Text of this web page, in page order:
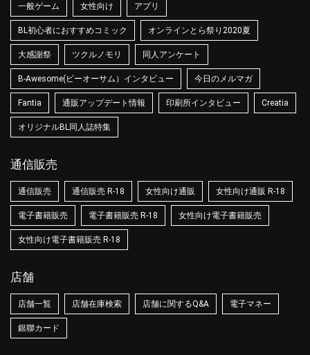
一般ゲーム 女性向け アプリ
BL初心者におすすめコミック オンラインとら祭り2020夏
大感謝祭 ツクルノモリ 同人アンケート
B-Awesome(ビーオーサム）インタビュー 今日のメルマガ
Fantia 通販アップデート情報 印刷所インタビュー Creatia
オリジナルBL同人誌特集
通信販売
通信販売 通信販売 R-18 女性向け通販 女性向け通販 R-18
電子書籍販売 電子書籍販売 R-18 女性向け電子書籍販売
女性向け電子書籍販売 R-18
店舗
店舗一覧 店舗在庫検索 店舗に関するQ&A 電子マネー
銀聯カード